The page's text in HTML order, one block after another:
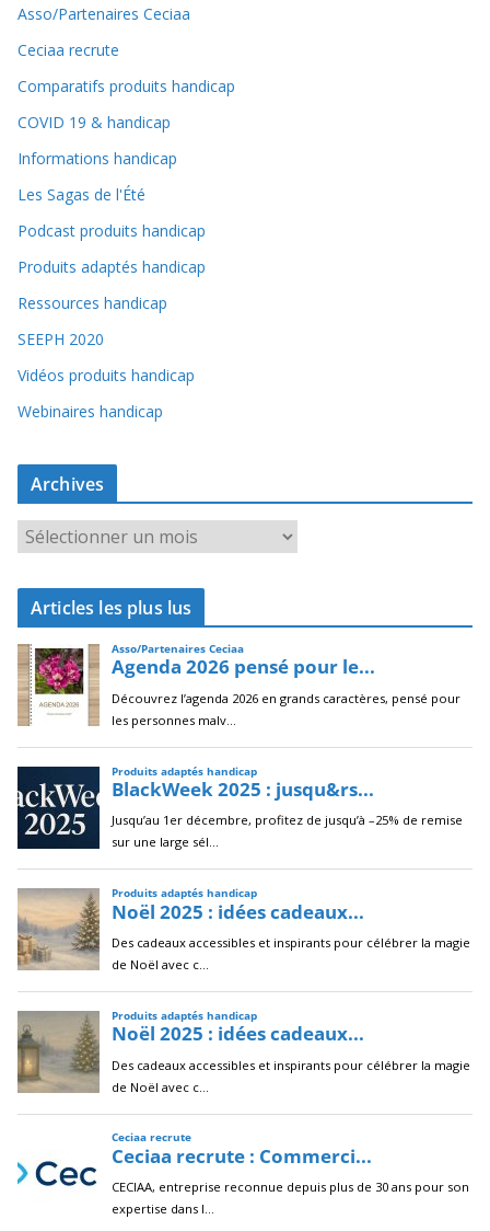
Asso/Partenaires Ceciaa
Ceciaa recrute
Comparatifs produits handicap
COVID 19 & handicap
Informations handicap
Les Sagas de l'Été
Podcast produits handicap
Produits adaptés handicap
Ressources handicap
SEEPH 2020
Vidéos produits handicap
Webinaires handicap
Archives
r
c
i
v
e
s
Articles les plus lus